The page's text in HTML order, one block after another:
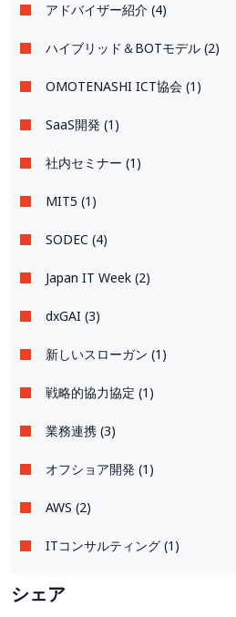
アドバイザー紹介 (4)
ハイブリッド＆BOTモデル (2)
OMOTENASHI ICT協会 (1)
SaaS開発 (1)
社内セミナー (1)
MIT5 (1)
SODEC (4)
Japan IT Week (2)
dxGAI (3)
新しいスローガン (1)
戦略的協力協定 (1)
業務連携 (3)
オフショア開発 (1)
AWS (2)
ITコンサルティング (1)
シェア